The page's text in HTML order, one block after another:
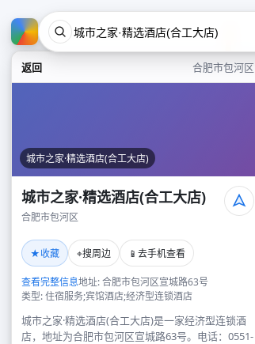
返回 合肥市包河区
城市之家·精选酒店(合工大店)
城市之家·精选酒店(合工大店)
合肥市包河区
★收藏 ⌖搜周边 📱 去手机查看
查看完整信息地址: 合肥市包河区宣城路63号
类型: 住宿服务;宾馆酒店;经济型连锁酒店
城市之家·精选酒店(合工大店)是一家经济型连锁酒
店，地址为合肥市包河区宣城路63号。电话：0551-